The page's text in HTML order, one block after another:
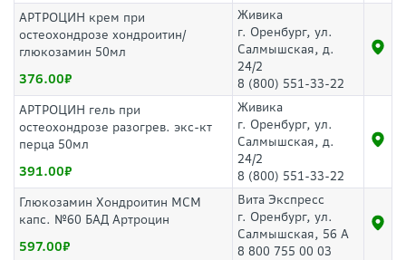
АРТРОЦИН крем при
остеохондрозе хондроитин/
глюкозамин 50мл
376.00
Живика
г. Оренбург, ул.
Салмышская, д.
24/2
8 (800) 551-33-22
АРТРОЦИН гель при
остеохондрозе разогрев. экс-кт
перца 50мл
391.00
Живика
г. Оренбург, ул.
Салмышская, д.
24/2
8 (800) 551-33-22
Глюкозамин Хондроитин МСМ
капс. №60 БАД Артроцин
597.00
Вита Экспресс
г. Оренбург, ул.
Салмышская, 56 А
8 800 755 00 03